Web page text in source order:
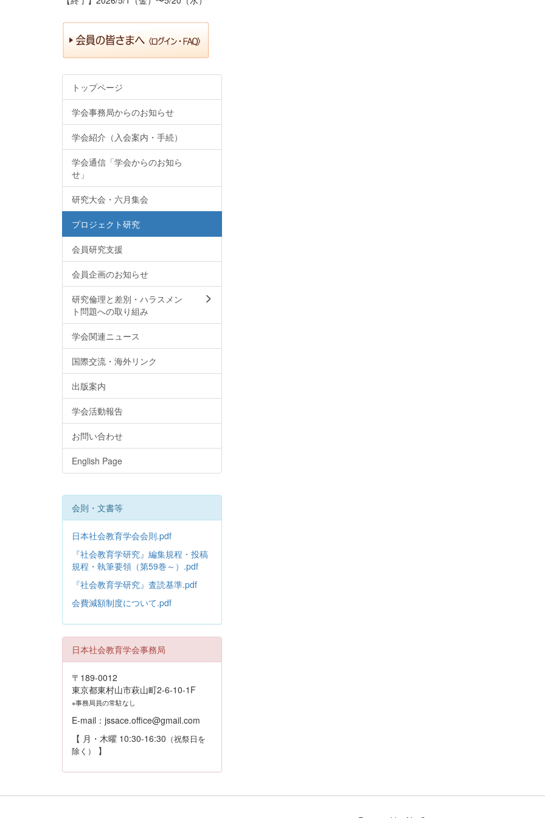
トップページ
学会事務局からのお知らせ
学会紹介（入会案内・手続）
学会通信「学会からのお知ら
せ」
研究大会・六月集会
プロジェクト研究
会員研究支援
会員企画のお知らせ
研究倫理と差別・ハラスメン
ト問題への取り組み
学会関連ニュース
国際交流・海外リンク
出版案内
学会活動報告
お問い合わせ
English Page
会則・文書等
日本社会教育学会会則.pdf
『社会教育学研究』編集規程・投稿
規程・執筆要領（第59巻～）.pdf
『社会教育学研究』査読基準.pdf
会費減額制度について.pdf
日本社会教育学会事務局
〒189-0012
東京都東村山市萩山町2-6-10-1F
※事務局員の常駐なし
E-mail：jssace.office@gmail.com
【 月・木曜 10:30-16:30 （祝祭日を
除く）
】